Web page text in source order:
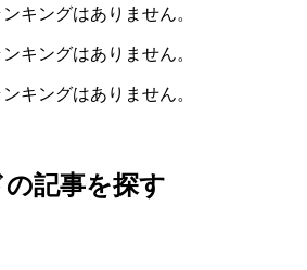
キングはありません。
キングはありません。
キングはありません。
記事を探す